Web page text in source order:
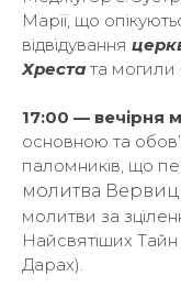
Марії, що
відвідування
Хреста та могили
17:00 — вечірня
основною та
паломників, що
молитва
молитви за
Найсвятіших
Дарах).